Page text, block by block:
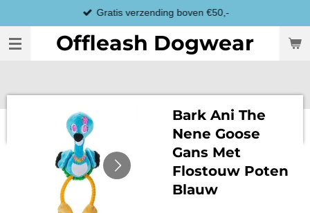
direct
naar
Offleash Dogwear
Gratis verzending boven €50,-
Bark Ani The
Nene Goose
Gans Met
Flostouw Poten
Blauw